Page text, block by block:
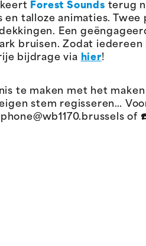
Forest Sounds terug
talloze animaties.
Een
bruisen. Zodat
bijdrage via hier!
te maken met het
stem regisseren…
of